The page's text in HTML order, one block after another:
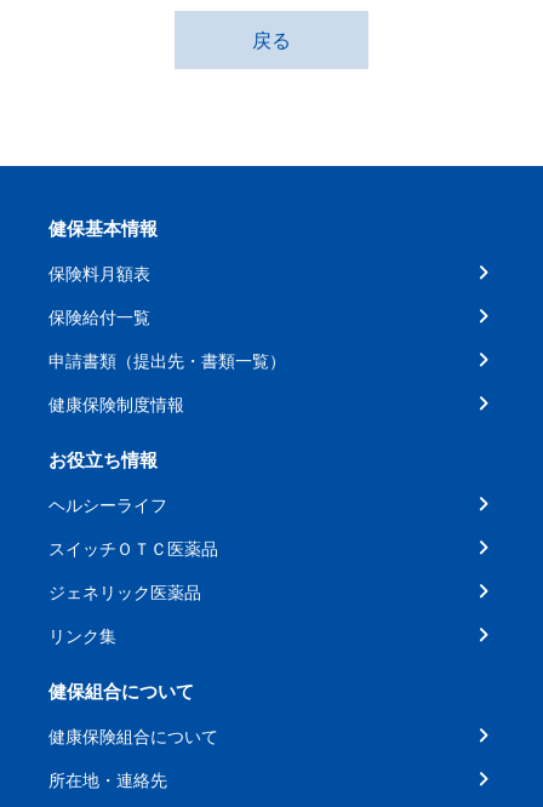
戻る
健保基本情報
保険料月額表
保険給付一覧
申請書類（提出先・書類一覧）
健康保険制度情報
お役立ち情報
ヘルシーライフ
スイッチＯＴＣ医薬品
ジェネリック医薬品
リンク集
健保組合について
健康保険組合について
所在地・連絡先